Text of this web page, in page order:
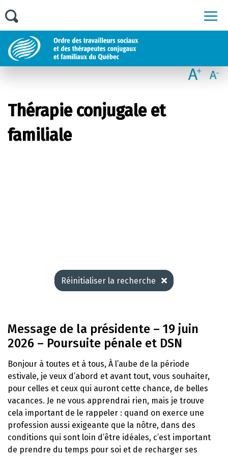
Thérapie conjugale et
familiale
Réinitialiser la recherche
Message de la présidente – 19 juin
2026 – Poursuite pénale et DSN
Bonjour à toutes et à tous, À l’aube de la période
estivale, je veux d’abord et avant tout, vous souhaiter,
pour celles et ceux qui auront cette chance, de belles
vacances. Je ne vous apprendrai rien, mais je trouve
cela important de le rappeler : quand on exerce une
profession aussi exigeante que la nôtre, dans des
conditions qui sont loin d’être idéales, c’est important
de prendre du temps pour soi et de recharger ses